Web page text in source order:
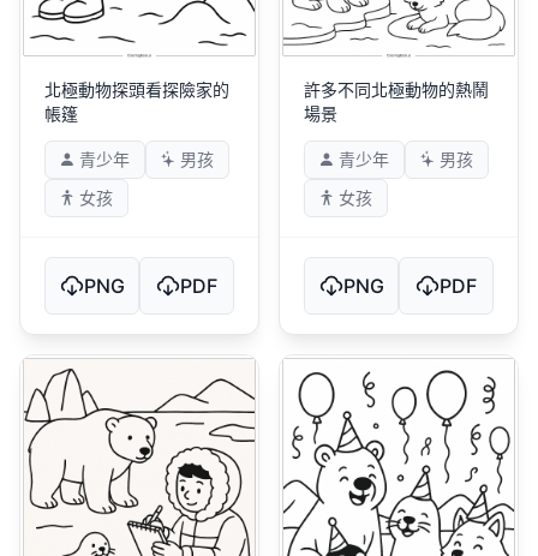
北極動物探頭看探險家的
帳篷
青少年
男孩
女孩
PNG PDF
許多不同北極動物的熱鬧
場景
青少年
男孩
女孩
PNG PDF